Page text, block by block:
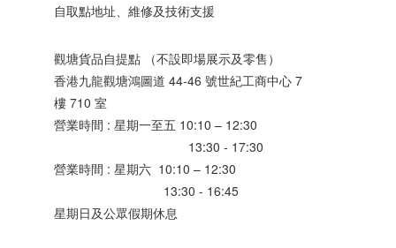
自取點地址、維修及技術支援
觀塘貨品自提點 （不設即場展示及零售）
香港九龍觀塘鴻圖道 44-46 號世紀工商中心 7
樓 710 室
營業時間 : 星期一至五 10:10 – 12:30
13:30 - 17:30
營業時間 : 星期六 10:10 – 12:30
13:30 - 16:45
星期日及公眾假期休息